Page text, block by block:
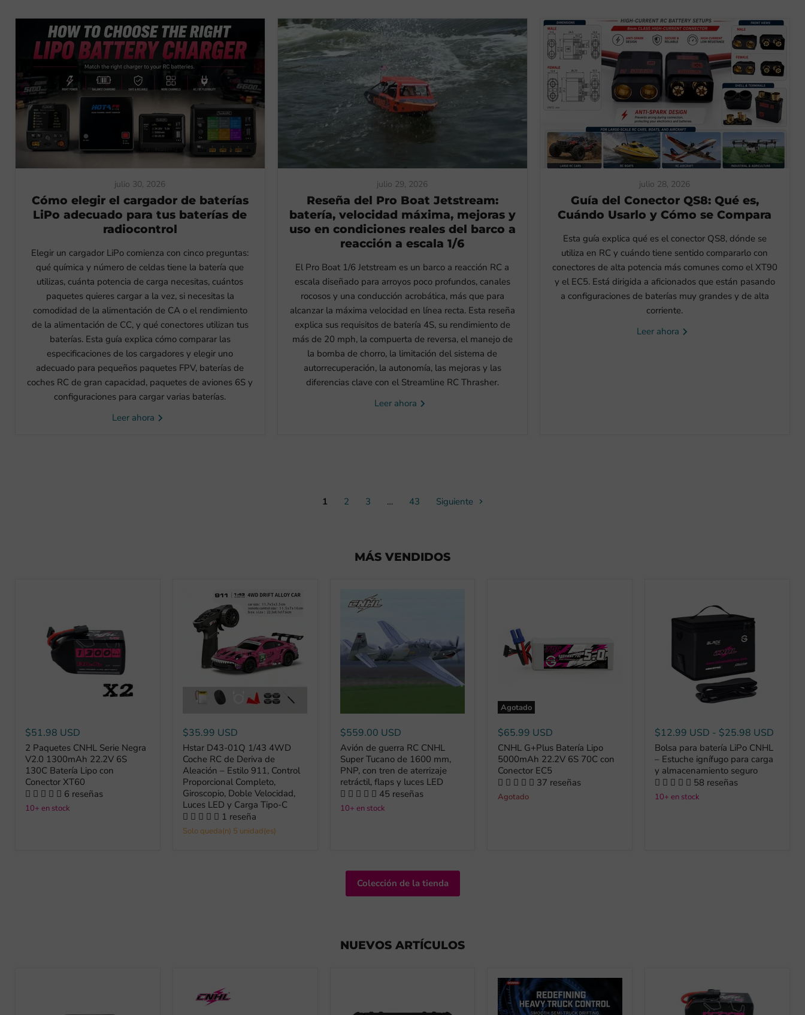
julio 30, 2026
Cómo elegir el cargador de baterías
LiPo adecuado para tus baterías de
radiocontrol
Elegir un cargador LiPo comienza con cinco preguntas:
qué química y número de celdas tiene la batería que
utilizas, cuánta potencia de carga necesitas, cuántos
paquetes quieres cargar a la vez, si necesitas la
comodidad de la alimentación de CA o el rendimiento
de la alimentación de CC, y qué conectores utilizan tus
baterías. Esta guía explica cómo comparar las
especificaciones de los cargadores y elegir uno
adecuado para pequeños paquetes FPV, baterías de
coches RC de gran capacidad, paquetes de aviones 6S y
configuraciones para cargar varias baterías.
Leer ahora
julio 29, 2026
Reseña del Pro Boat Jetstream:
batería, velocidad máxima, mejoras y
uso en condiciones reales del barco a
reacción a escala 1/6
El Pro Boat 1/6 Jetstream es un barco a reacción RC a
escala diseñado para arroyos poco profundos, canales
rocosos y una conducción acrobática, más que para
alcanzar la máxima velocidad en línea recta. Esta reseña
explica sus requisitos de batería 4S, su rendimiento de
más de 20 mph, la compuerta de reversa, el manejo de
la bomba de chorro, la limitación del sistema de
autorrecuperación, la autonomía, las mejoras y las
diferencias clave con el Streamline RC Thrasher.
Leer ahora
julio 28, 2026
Guía del Conector QS8: Qué es,
Cuándo Usarlo y Cómo se Compara
Esta guía explica qué es el conector QS8, dónde se
utiliza en RC y cuándo tiene sentido compararlo con
conectores de alta potencia más comunes como el XT90
y el EC5. Está dirigida a aficionados que están pasando
a configuraciones de baterías muy grandes y de alta
corriente.
Leer ahora
1 2 3 … 43 Siguiente
MÁS VENDIDOS
$51.98 USD
2 Paquetes CNHL Serie Negra
V2.0 1300mAh 22.2V 6S
130C Batería Lipo con
Conector XT60
6 reseñas
10+ en stock
$35.99 USD
Hstar D43-01Q 1/43 4WD
Coche RC de Deriva de
Aleación – Estilo 911, Control
Proporcional Completo,
Giroscopio, Doble Velocidad,
Luces LED y Carga Tipo-C
1 reseña
Solo queda(n) 5 unidad(es)
$559.00 USD
Avión de guerra RC CNHL
Super Tucano de 1600 mm,
PNP, con tren de aterrizaje
retráctil, flaps y luces LED
45 reseñas
10+ en stock
Agotado
$65.99 USD
CNHL G+Plus Batería Lipo
5000mAh 22.2V 6S 70C con
Conector EC5
37 reseñas
Agotado
$12.99 USD - $25.98 USD
Bolsa para batería LiPo CNHL
– Estuche ignífugo para carga
y almacenamiento seguro
58 reseñas
10+ en stock
Colección de la tienda
NUEVOS ARTÍCULOS